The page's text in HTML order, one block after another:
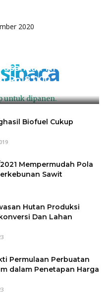
NH, Jual
Rp18.000
Biofuel Cukup
Mempermudah Pola
Sawit
Hutan Produksi
Dan Lahan
Permulaan Perbuatan
dalam Penetapan Harga